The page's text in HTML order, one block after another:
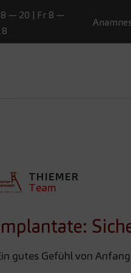
— 20 | Fr 8 —
DER
THIEMER
Team
gutes Gefühl von